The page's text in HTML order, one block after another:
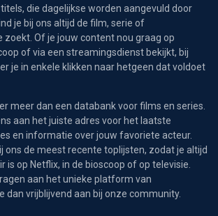
die dagelijkse worden aangevuld door
je bij ons altijd de film, serie of
zoekt. Of je jouw content nou graag op
of via een streamingsdienst bekijkt, bij
je in enkele klikken naar hetgeen dat voldoet
meer dan een databank voor films en series.
aan het juiste adres voor het laatste
en informatie over jouw favoriete acteur.
ons de meest recente toplijsten, zodat je altijd
is op Netflix, in de bioscoop of op televisie.
aan het unieke platform van
dan vrijblijvend aan bij onze community.